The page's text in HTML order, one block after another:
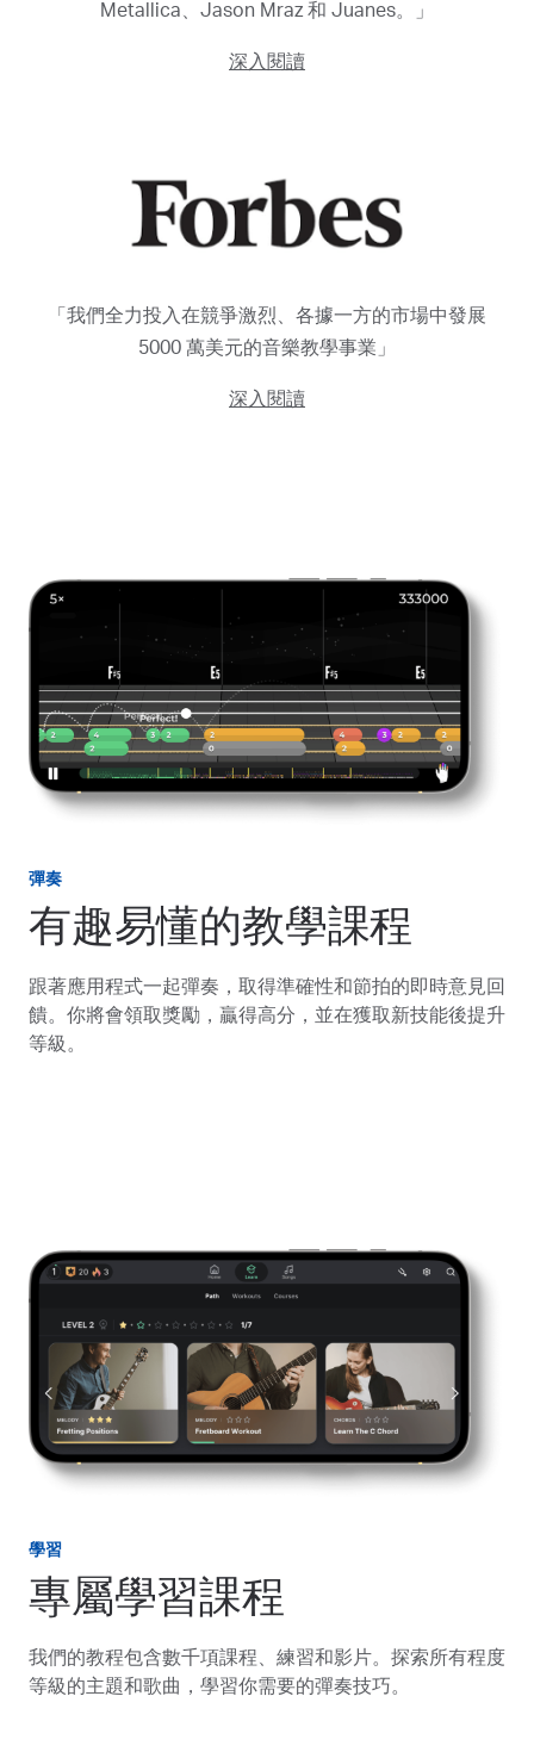
Metallica、Jason Mraz 和 Juanes。」
深入閱讀
「我們全力投入在競爭激烈、各據一方的市場中發展
5000 萬美元的音樂教學事業」
深入閱讀
彈奏
有趣易懂的教學課程
跟著應用程式一起彈奏，取得準確性和節拍的即時意見回
饋。你將會領取獎勵，贏得高分，並在獲取新技能後提升
等級。
學習
專屬學習課程
我們的教程包含數千項課程、練習和影片。探索所有程度
等級的主題和歌曲，學習你需要的彈奏技巧。